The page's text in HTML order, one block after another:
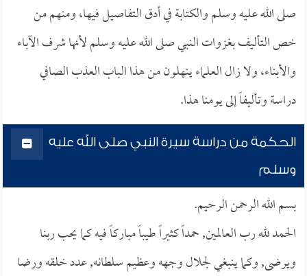
صلى الله عليه وسلم والكتابة في أدق التفاصيل فيها، ومنهم من
خص التأليف بغزوات النبي صلى الله عليه وسلم لأنها شرف الآباء
والأبناء، ولا زال العلماء ينهلون من هذا الباب العذب الصافي
دراسة وتأليفاً إلى يومنا هذا.
الحكمة من دراسة سيرة النبي صلى الله عليه
وسلم
بسم الله الرحمن الرحيم.
الحمد لله رب العالمين, حمداً كثيراً طيباً مباركاً فيه كما يحب ربنا
ويرضى, وكما ينبغي لجلال وجهه وعظيم سلطانه, عدد خلقه ورضا